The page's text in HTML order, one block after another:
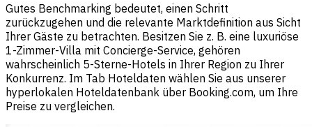
Gutes Benchmarking bedeutet, einen Schritt
zurückzugehen und die relevante Marktdefinition aus Sicht
Ihrer Gäste zu betrachten. Besitzen Sie z. B. eine luxuriöse
1-Zimmer-Villa mit Concierge-Service, gehören
wahrscheinlich 5-Sterne-Hotels in Ihrer Region zu Ihrer
Konkurrenz. Im Tab Hoteldaten wählen Sie aus unserer
hyperlokalen Hoteldatenbank über Booking.com, um Ihre
Preise zu vergleichen.